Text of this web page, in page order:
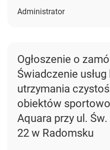
Administrator
Ogłoszenie o
Świadczenie
utrzymania
obiektów
Aquara przy ul.
22 w Radomsku